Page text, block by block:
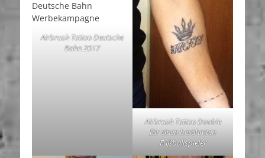
Airbrush Tattoo Deutsche
Bahn 2017
Airbrush Tattoo Double
für einen berühmten
Fußballspieler